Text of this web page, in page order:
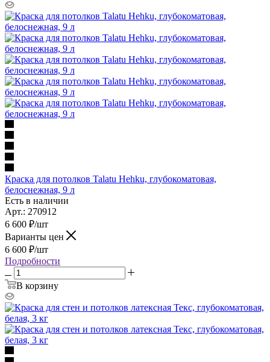
Краска для потолков Talatu Hehku, глубокоматовая,
белоснежная, 9 л
Есть в наличии
Арт.: 270912
6 600 ₽/шт
Варианты цен
6 600 ₽/шт
Подробности
В корзину